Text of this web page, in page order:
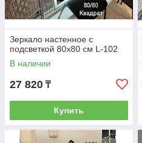
Зеркало настенное с
подсветкой 80х80 см L-102
В наличии
27 820 ₸
Купить